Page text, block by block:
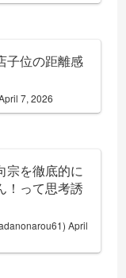
子位の距離感
7, 2026
宗を徹底的に
！って思考誘
April